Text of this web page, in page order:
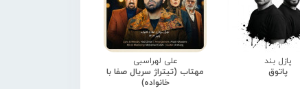
پازل بند
پاتوق
علی لهراسبی
مهتاب (تیتراژ سریال صفا با
خانواده)